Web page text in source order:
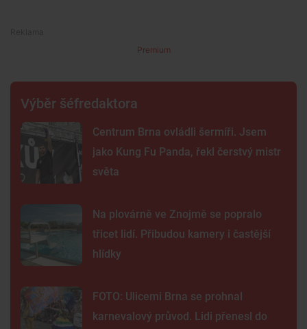
Premium
Výběr šéfredaktora
Centrum Brna ovládli šermíři. Jsem
jako Kung Fu Panda, řekl čerstvý mistr
světa
Na plovárně ve Znojmě se popralo
třicet lidí. Přibudou kamery i častější
hlídky
FOTO: Ulicemi Brna se prohnal
karnevalový průvod. Lidi přenesl do